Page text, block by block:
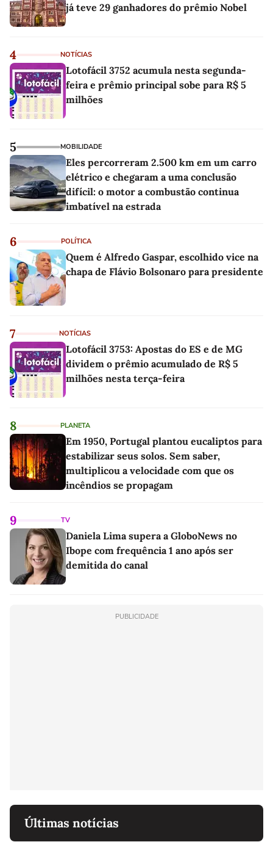
já teve 29 ganhadores do prêmio Nobel
4 NOTÍCIAS
Lotofácil 3752 acumula nesta segunda-
feira e prêmio principal sobe para R$ 5
milhões
5 MOBILIDADE
Eles percorreram 2.500 km em um carro
elétrico e chegaram a uma conclusão
difícil: o motor a combustão continua
imbatível na estrada
6 POLÍTICA
Quem é Alfredo Gaspar, escolhido vice na
chapa de Flávio Bolsonaro para presidente
7 NOTÍCIAS
Lotofácil 3753: Apostas do ES e de MG
dividem o prêmio acumulado de R$ 5
milhões nesta terça-feira
8 PLANETA
Em 1950, Portugal plantou eucaliptos para
estabilizar seus solos. Sem saber,
multiplicou a velocidade com que os
incêndios se propagam
9 TV
Daniela Lima supera a GloboNews no
Ibope com frequência 1 ano após ser
demitida do canal
PUBLICIDADE
Últimas notícias